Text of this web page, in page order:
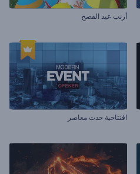
أرنب عيد الفصح
افتتاحية حدث معاصر